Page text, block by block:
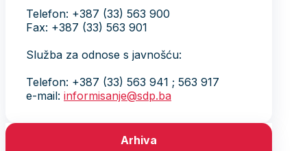
Telefon: +387 (33) 563 900
Fax: +387 (33) 563 901
Služba za odnose s javnošću:
Telefon: +387 (33) 563 941 ; 563 917
e-mail: informisanje@sdp.ba
Arhiva